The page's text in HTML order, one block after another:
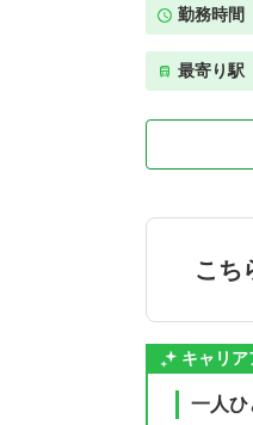
勤務時間
最寄り駅
こち
キャリア
一人ひ